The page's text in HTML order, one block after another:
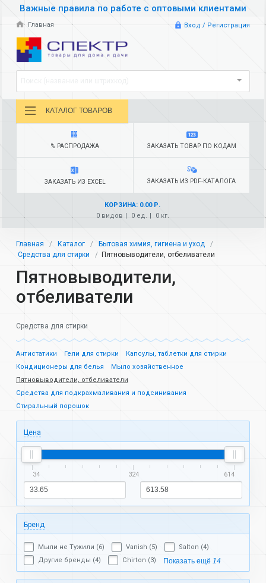
Важные правила по работе с оптовыми клиентами
Главная Вход / Регистрация
КАТАЛОГ ТОВАРОВ
% РАСПРОДАЖА ЗАКАЗАТЬ ТОВАР ПО КОДАМ
ЗАКАЗАТЬ ИЗ EXCEL ЗАКАЗАТЬ ИЗ PDF-КАТАЛОГА
КОРЗИНА: 0.00 Р.
0 видов
0 ед. 0 кг.
Главная Каталог
Бытовая химия, гигиена и уход
Средства для стирки
Пятновыводители, отбеливатели
Пятновыводители,
отбеливатели
Средства для стирки
Антистатики Гели для стирки
Капсулы, таблетки для стирки
Кондиционеры для белья
Мыло хозяйственное
Пятновыводители, отбеливатели
Средства для подкрахмаливания и подсинивания
Стиральный порошок
Цена
34 324 614
Бренд
Мыли не Тужили (6) Vanish (5)
Salton (4)
Другие бренды (4)
Chirton (3) Показать ещё 14